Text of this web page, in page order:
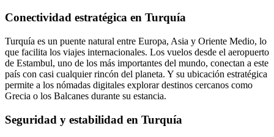
Conectividad estratégica en Turquía
Turquía es un puente natural entre Europa, Asia y Oriente Medio, lo
que facilita los viajes internacionales. Los vuelos desde el aeropuerto
de Estambul, uno de los más importantes del mundo, conectan a este
país con casi cualquier rincón del planeta. Y su ubicación estratégica
permite a los nómadas digitales explorar destinos cercanos como
Grecia o los Balcanes durante su estancia.
Seguridad y estabilidad en Turquía